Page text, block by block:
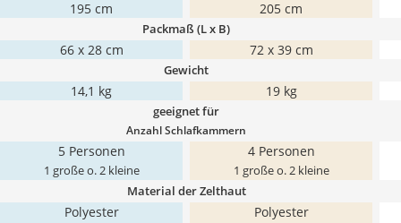
195 cm 205 cm
Packmaß (L x B)
66 x 28 cm 72 x 39 cm
Gewicht
14,1 kg 19 kg
geeignet für
Anzahl Schlafkammern
5 Personen
1 große o. 2 kleine
4 Personen
1 große o. 2 kleine
Material der Zelthaut
Polyester Polyester